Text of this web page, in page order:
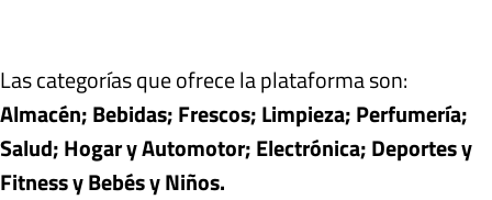
Las categorías que ofrece la plataforma son:
Almacén; Bebidas; Frescos; Limpieza; Perfumería;
Salud; Hogar y Automotor; Electrónica; Deportes y
Fitness y Bebés y Niños.